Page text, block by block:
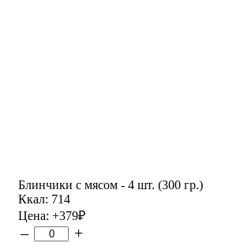
Блинчики с мясом - 4 шт. (300 гр.)
Ккал: 714
Цена: +379₽
– +